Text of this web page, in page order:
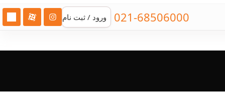
021-68506000 ورود / ثبت نام